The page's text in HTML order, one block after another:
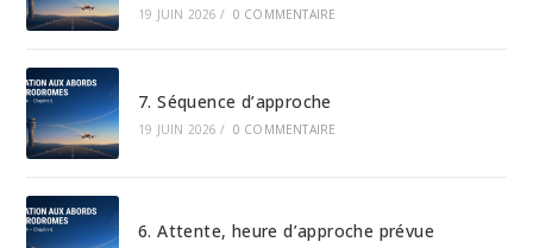
19 JUIN 2026 / 0 COMMENTAIRE
7. Séquence d’approche
19 JUIN 2026 / 0 COMMENTAIRE
6. Attente, heure d’approche prévue